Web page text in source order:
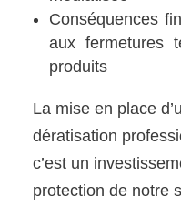
Conséquences
aux fermetures
produits
La mise en place
dératisation
c’est un
protection de notre